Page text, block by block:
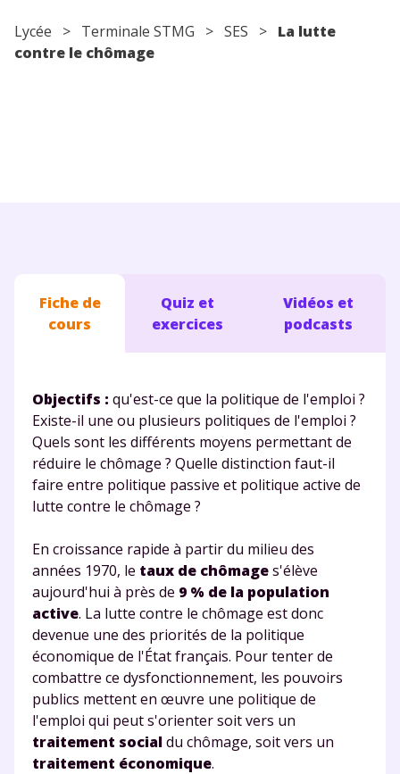
Lycée > Terminale STMG > SES > La lutte
contre le chômage
Fiche de
cours
Quiz et
exercices
Vidéos et
podcasts
Objectifs : qu'est-ce que la politique de l'emploi ?
Existe-il une ou plusieurs politiques de l'emploi ?
Quels sont les différents moyens permettant de
réduire le chômage ? Quelle distinction faut-il
faire entre politique passive et politique active de
lutte contre le chômage ?
En croissance rapide à partir du milieu des
années 1970, le taux de chômages'élève
aujourd'hui à près de 9 % de la population
active. La lutte contre le chômage est donc
devenue une des priorités de la politique
économique de l'État français. Pour tenter de
combattre ce dysfonctionnement, les pouvoirs
publics mettent en œuvre une politique de
l'emploi qui peut s'orienter soit vers un
traitement socialdu chômage, soit vers un
traitement économique.